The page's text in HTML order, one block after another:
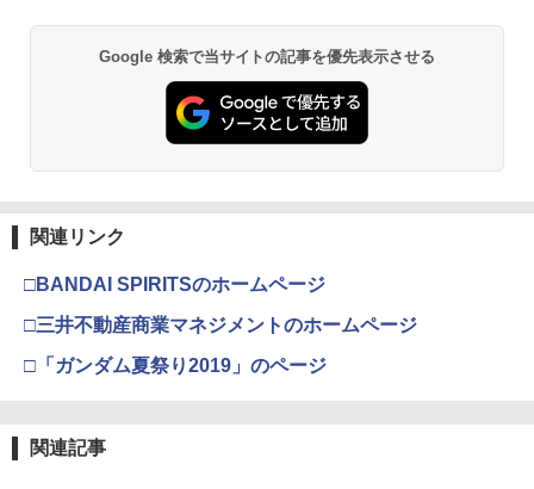
￥1,503
Switch2 ケース スイッチ2 Nintendo 対
応 スイッチ スイッチツー 名入れ かわい
SFC ニンテンドー スーパー ファミコン
￥3,723
Vivy -Fluorite Eye’s Song- 4 完全生産
編 第一章 猗窩座再来(通常版)【Blu-ra
A】
スプラトゥーン レイダース -Switch2
￥6,449
4
ニンテンドープリペイド番号 9000円|オ
Beast of Reincarnation -PS5 【特典】
プロダクトコード 封入
￥7,286
￥11,980
【純正品】DualSense ワイヤレスコン
2
【純正品】Xbox ワイヤレス コントロー
ラー (ロボット ホワイト)
￥7,681
【純正品】Xbox ワイヤレス コントロー
4
【純正品】Xbox 充電式バッテリー + US
劇場版「鬼滅の刃」無限城編 第一章 猗
窩座再来 通常版 [DVD]
￥3,523
(オリジナル特典:オリジナル巾着＋メー
カー特典:【坤と離】二振りの剣、十翼よ
り来たる！スタジオ描き下ろしイラスト
ボード付) [Blu-ray]
￥10,780
Google 検索で当サイトの記事を優先表示させる
関連リンク
□BANDAI SPIRITSのホームページ
□三井不動産商業マネジメントのホームページ
□「ガンダム夏祭り2019」のページ
関連記事